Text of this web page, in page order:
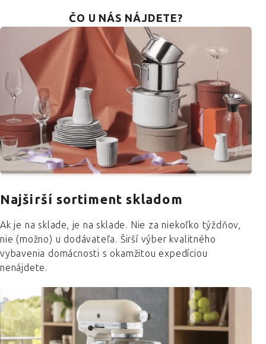
ČO U NÁS NÁJDETE?
Najširší sortiment skladom
Ak je na sklade, je na sklade. Nie za niekoľko týždňov,
nie (možno) u dodávateľa. Širší výber kvalitného
vybavenia domácnosti s okamžitou expedíciou
nenájdete.